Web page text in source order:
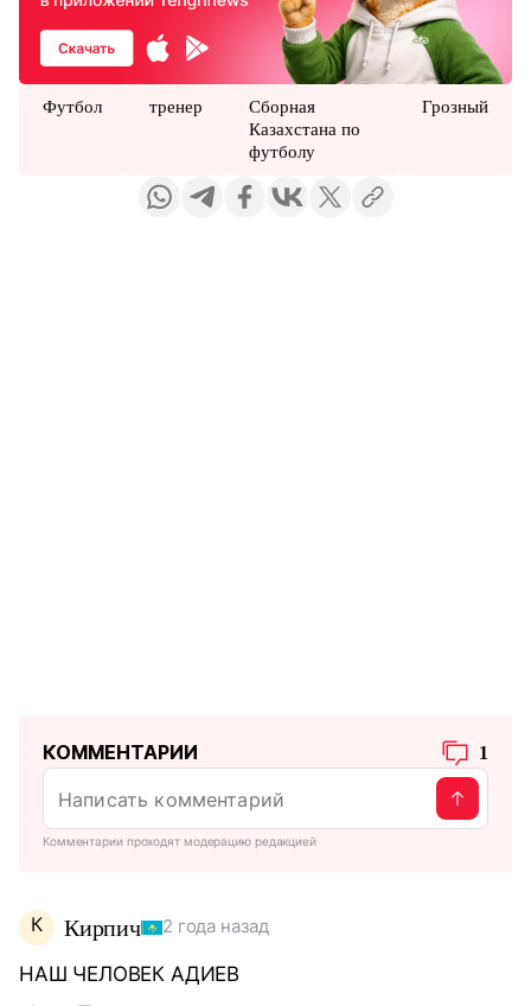
Футбол тренер
Сборная
Казахстана по
футболу
Грозный
КОММЕНТАРИИ 1
Комментарии проходят модерацию редакцией
К Кирпич 2 года назад
НАШ ЧЕЛОВЕК АДИЕВ